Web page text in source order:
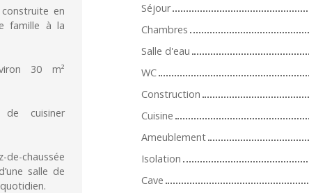
en
famille à la
30 m²
cuisiner
chaussée
salle de
Séjour
Chambres
Salle d'eau
WC
Construction
Cuisine
Ameublement
Isolation
Cave